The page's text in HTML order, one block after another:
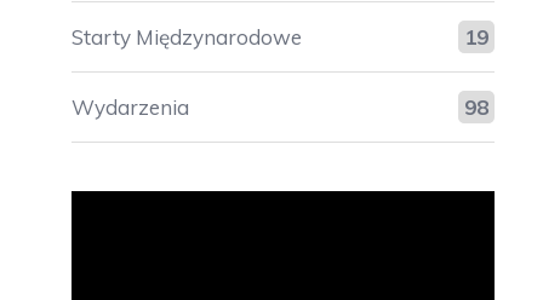
Starty Międzynarodowe 19
Wydarzenia 98